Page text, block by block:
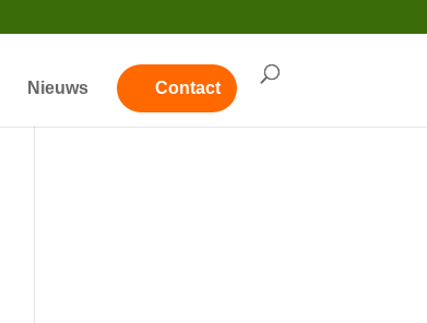
Nieuws Contact